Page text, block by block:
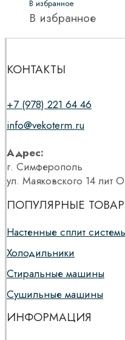
В избранное
В избранное
КОНТАКТЫ
+7 (978) 221 64 46
info@vekoterm.ru
Адрес:
г. Симферополь
ул. Маяковского 14 лит
ПОПУЛЯРНЫЕ
Настенные сплит
Холодильники
Стиральные машины
Сушильные машины
ИНФОРМАЦИЯ